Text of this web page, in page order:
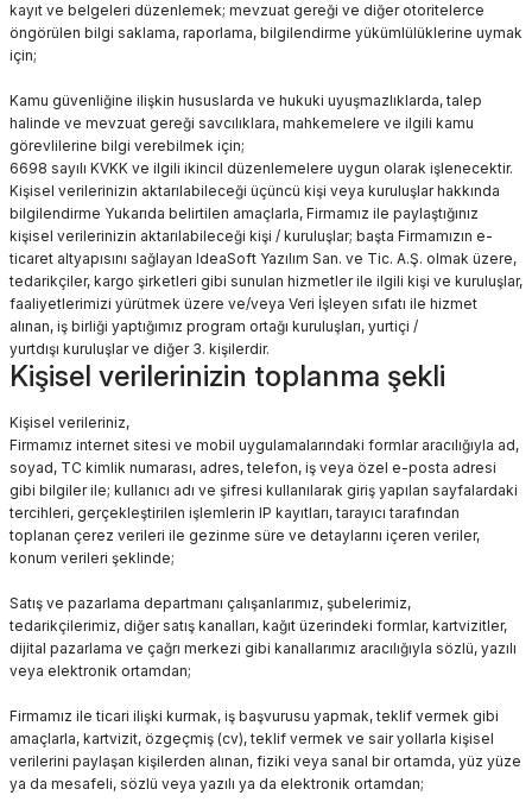
kayıt ve belgeleri düzenlemek; mevzuat gereği ve diğer otoritelerce
öngörülen bilgi saklama, raporlama, bilgilendirme yükümlülüklerine uymak
için;
Kamu güvenliğine ilişkin hususlarda ve hukuki uyuşmazlıklarda, talep
halinde ve mevzuat gereği savcılıklara, mahkemelere ve ilgili kamu
görevlilerine bilgi verebilmek için;
6698 sayılı KVKK ve ilgili ikincil düzenlemelere uygun olarak işlenecektir.
Kişisel verilerinizin aktarılabileceği üçüncü kişi veya kuruluşlar hakkında
bilgilendirme Yukarıda belirtilen amaçlarla, Firmamız ile paylaştığınız
kişisel verilerinizin aktarılabileceği kişi / kuruluşlar; başta Firmamızın e-
ticaret altyapısını sağlayan IdeaSoft Yazılım San. ve Tic. A.Ş. olmak üzere,
tedarikçiler, kargo şirketleri gibi sunulan hizmetler ile ilgili kişi ve kuruluşlar,
faaliyetlerimizi yürütmek üzere ve/veya Veri İşleyen sıfatı ile hizmet
alınan, iş birliği yaptığımız program ortağı kuruluşları, yurtiçi /
yurtdışı kuruluşlar ve diğer 3. kişilerdir.
Kişisel verilerinizin toplanma şekli
Kişisel verileriniz,
Firmamız internet sitesi ve mobil uygulamalarındaki formlar aracılığıyla ad,
soyad, TC kimlik numarası, adres, telefon, iş veya özel e-posta adresi
gibi bilgiler ile; kullanıcı adı ve şifresi kullanılarak giriş yapılan sayfalardaki
tercihleri, gerçekleştirilen işlemlerin IP kayıtları, tarayıcı tarafından
toplanan çerez verileri ile gezinme süre ve detaylarını içeren veriler,
konum verileri şeklinde;
Satış ve pazarlama departmanı çalışanlarımız, şubelerimiz,
tedarikçilerimiz, diğer satış kanalları, kağıt üzerindeki formlar, kartvizitler,
dijital pazarlama ve çağrı merkezi gibi kanallarımız aracılığıyla sözlü, yazılı
veya elektronik ortamdan;
Firmamız ile ticari ilişki kurmak, iş başvurusu yapmak, teklif vermek gibi
amaçlarla, kartvizit, özgeçmiş (cv), teklif vermek ve sair yollarla kişisel
verilerini paylaşan kişilerden alınan, fiziki veya sanal bir ortamda, yüz yüze
ya da mesafeli, sözlü veya yazılı ya da elektronik ortamdan;